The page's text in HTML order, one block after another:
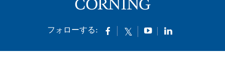
フォローする: